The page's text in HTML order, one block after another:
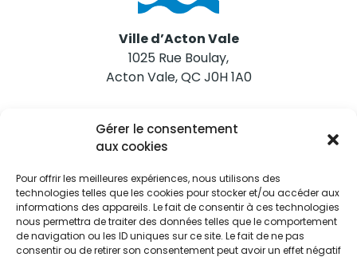
Gérer le consentement
aux cookies
Pour offrir les meilleures expériences, nous utilisons des
technologies telles que les cookies pour stocker et/ou accéder aux
informations des appareils. Le fait de consentir à ces technologies
nous permettra de traiter des données telles que le comportement
de navigation ou les ID uniques sur ce site. Le fait de ne pas
consentir ou de retirer son consentement peut avoir un effet négatif
Ville d’Acton Vale
1025 Rue Boulay,
Acton Vale, QC J0H 1A0
Nous joindre
Tél. 450 546-2703
Restez informés